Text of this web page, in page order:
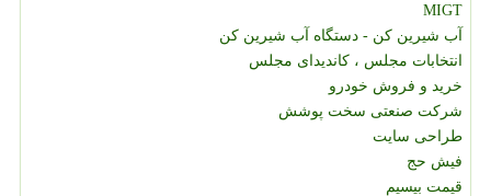
MIGT
آب شیرین کن - دستگاه آب شیرین کن
انتخابات مجلس ، کاندیدای مجلس
خرید و فروش خودرو
شرکت صنعتی سخت پوشش
طراحی سایت
فیش حج
قیمت بیسیم